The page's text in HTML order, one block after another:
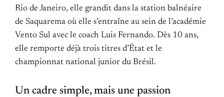
Rio de Janeiro, elle grandit dans la station balnéaire
de Saquarema où elle s’entraîne au sein de l’académie
Vento Sul avec le coach Luis Fernando. Dès 10 ans,
elle remporte déjà trois titres d’État et le
championnat national junior du Brésil.
Un cadre simple, mais une passion